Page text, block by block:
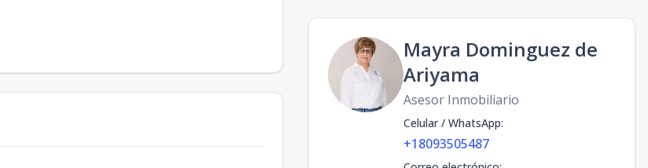
Mayra Dominguez de
Ariyama
Asesor Inmobiliario
Celular / WhatsApp:
+18093505487